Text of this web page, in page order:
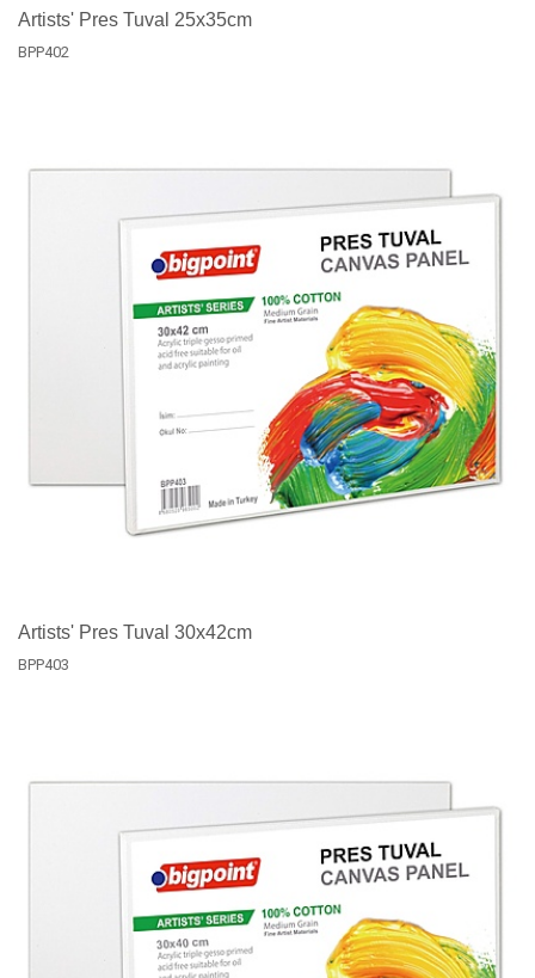
Artists' Pres Tuval 25x35cm
BPP402
Artists' Pres Tuval 30x42cm
BPP403